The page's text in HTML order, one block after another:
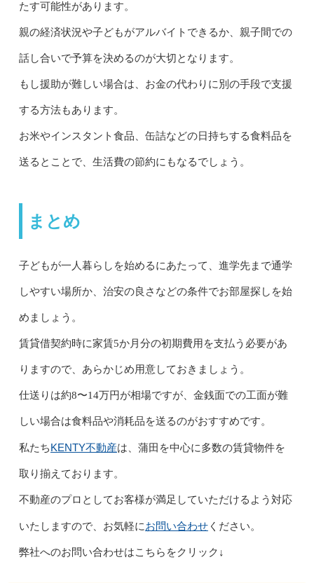
たす可能性があります。
親の経済状況や子どもがアルバイトできるか、親子間での
話し合いで予算を決めるのが大切となります。
もし援助が難しい場合は、お金の代わりに別の手段で支援
する方法もあります。
お米やインスタント食品、缶詰などの日持ちする食料品を
送るとことで、生活費の節約にもなるでしょう。
まとめ
子どもが一人暮らしを始めるにあたって、進学先まで通学
しやすい場所か、治安の良さなどの条件でお部屋探しを始
めましょう。
賃貸借契約時に家賃5か月分の初期費用を支払う必要があ
りますので、あらかじめ用意しておきましょう。
仕送りは約8〜14万円が相場ですが、金銭面での工面が難
しい場合は食料品や消耗品を送るのがおすすめです。
私たちKENTY不動産は、蒲田を中心に多数の賃貸物件を
取り揃えております。
不動産のプロとしてお客様が満足していただけるよう対応
いたしますので、お気軽にお問い合わせください。
弊社へのお問い合わせはこちらをクリック↓